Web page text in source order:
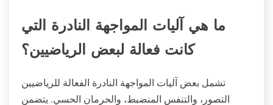
ما هي آليات المواجهة النادرة التي
كانت فعالة لبعض الرياضيين؟
تشمل بعض آليات المواجهة النادرة الفعالة للرياضيين
التصور، والتنفس المنضبط، والحرمان الحسي. يتضمن